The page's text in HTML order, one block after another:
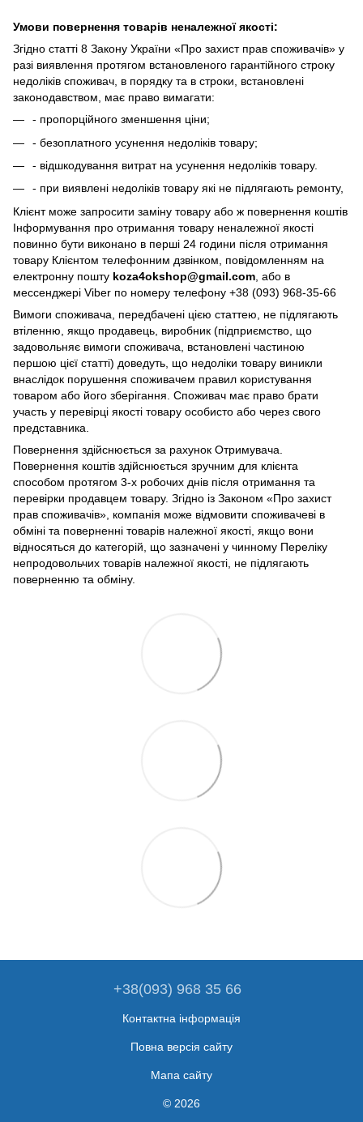
Умови повернення товарів неналежної якості:
Згідно статті 8 Закону України «Про захист прав споживачів» у
разі виявлення протягом встановленого гарантійного строку
недоліків споживач, в порядку та в строки, встановлені
законодавством, має право вимагати:
- пропорційного зменшення ціни;
- безоплатного усунення недоліків товару;
- відшкодування витрат на усунення недоліків товару.
- при виявлені недоліків товару які не підлягають ремонту,
Клієнт може запросити заміну товару або ж повернення коштів
Інформування про отримання товару неналежної якості
повинно бути виконано в перші 24 години після отримання
товару Клієнтом телефонним дзвінком, повідомленням на
електронну пошту koza4okshop@gmail.com , або в
мессенджері Viber по номеру телефону +38 (093) 968-35-66
Вимоги споживача, передбачені цією статтею, не підлягають
втіленню, якщо продавець, виробник (підприємство, що
задовольняє вимоги споживача, встановлені частиною
першою цієї статті) доведуть, що недоліки товару виникли
внаслідок порушення споживачем правил користування
товаром або його зберігання. Споживач має право брати
участь у перевірці якості товару особисто або через свого
представника.
Повернення здійснюється за рахунок Отримувача.
Повернення коштів здійснюється зручним для клієнта
способом протягом 3-х робочих днів після отримання та
перевірки продавцем товару. Згідно із Законом «Про захист
прав споживачів», компанія може відмовити споживачеві в
обміні та поверненні товарів належної якості, якщо вони
відносяться до категорій, що зазначені у чинному Переліку
непродовольчих товарів належної якості, не підлягають
поверненню та обміну.
+38(093) 968 35 66
Контактна інформація
Повна версія сайту
Мапа сайту
© 2026